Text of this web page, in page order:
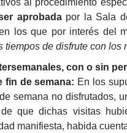
aprobada por la Sala
los que por interés del
tiempos de disfrute con
con o sin
fin de semana: En los
semana no disfrutados,
de que dichas visitas
manifiesta, habida